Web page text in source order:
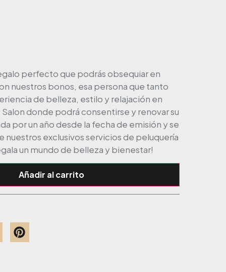
perfecto que podrás obsequiar en
nuestros bonos, esa persona que tanto
de belleza, estilo y relajación en
donde podrá consentirse y renovar su
por un año desde la fecha de emisión y se
nuestros exclusivos servicios de peluquería
un mundo de belleza y bienestar!
Añadir al carrito